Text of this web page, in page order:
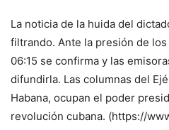
La noticia de la huida del
filtrando. Ante la presión de
06:15 se confirma y las
difundirla. Las columnas del
Habana, ocupan el poder
revolución cubana. (https://